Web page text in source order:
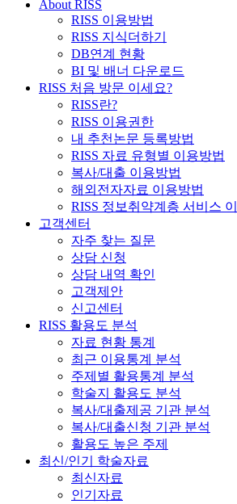
About RISS
RISS 이용방법
RISS 지식더하기
DB연계 현황
BI 및 배너 다운로드
RISS 처음 방문 이세요?
RISS란?
RISS 이용권한
내 추천논문 등록방법
RISS 자료 유형별 이용방법
복사/대출 이용방법
해외전자자료 이용방법
RISS 정보취약계층 서비스
고객센터
자주 찾는 질문
상담 신청
상담 내역 확인
고객제안
신고센터
RISS 활용도 분석
자료 현황 통계
최근 이용통계 분석
주제별 활용통계 분석
학술지 활용도 분석
복사/대출제공 기관 분석
복사/대출신청 기관 분석
활용도 높은 주제
최신/인기 학술자료
최신자료
인기자료